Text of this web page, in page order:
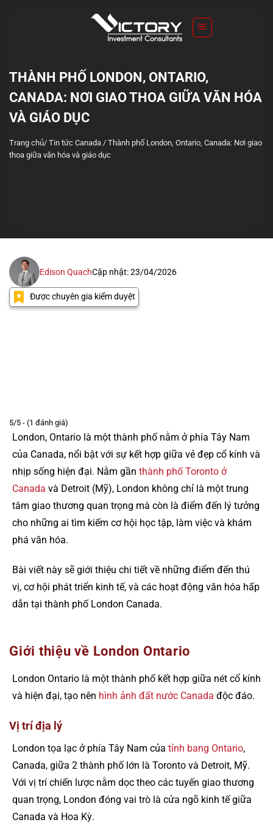
THÀNH PHỐ LONDON, ONTARIO,
CANADA: NƠI GIAO THOA GIỮA VĂN HÓA
VÀ GIÁO DỤC
Trang chủ/ Tin tức Canada / Thành phố London, Ontario, Canada: Nơi giao
thoa giữa văn hóa và giáo dục
Edison QuachCập nhật: 23/04/2026
Được chuyên gia kiểm duyệt
5/5 - (1 đánh giá)
London, Ontario là một thành phố nằm ở phía Tây Nam
của Canada, nổi bật với sự kết hợp giữa vẻ đẹp cổ kính và
nhịp sống hiện đại. Nằm gần thành phố Toronto ở
Canada và Detroit (Mỹ), London không chỉ là một trung
tâm giao thương quan trọng mà còn là điểm đến lý tưởng
cho những ai tìm kiếm cơ hội học tập, làm việc và khám
phá văn hóa.
Bài viết này sẽ giới thiệu chi tiết về những điểm đến thú
vị, cơ hội phát triển kinh tế, và các hoạt động văn hóa hấp
dẫn tại thành phố London Canada.
Giới thiệu về London Ontario
London Ontario là một thành phố kết hợp giữa nét cổ kính
và hiện đại, tạo nên hình ảnh đất nước Canada độc đáo.
Vị trí địa lý
London tọa lạc ở phía Tây Nam của tỉnh bang Ontario,
Canada, giữa 2 thành phố lớn là Toronto và Detroit, Mỹ.
Với vị trí chiến lược nằm dọc theo các tuyến giao thương
quan trọng, London đóng vai trò là cửa ngõ kinh tế giữa
Canada và Hoa Kỳ.